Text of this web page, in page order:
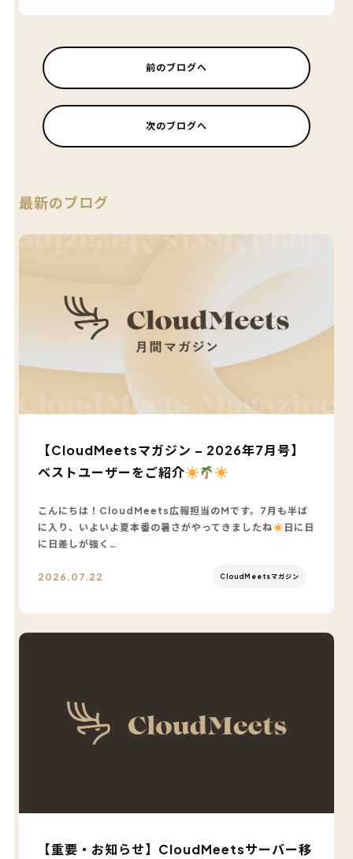
前のブログへ
次のブログへ
最新のブログ
【CloudMeetsマガジン – 2026年7月号】
ベストユーザーをご紹介
こんにちは！CloudMeets広報担当のMです。7月も半ば
に入り、いよいよ夏本番の暑さがやってきましたね
日に日
に日差しが強く…
2026.07.22 CloudMeetsマガジン
【重要・お知らせ】CloudMeetsサーバー移